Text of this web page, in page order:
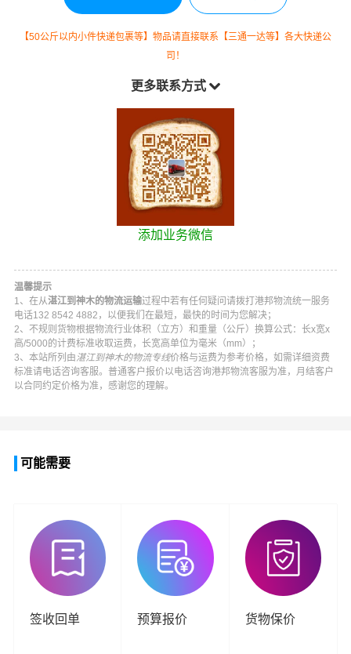
【50公斤以内小件快递包裹等】物品请直接联系【三通一达等】各大快递公
司！
更多联系方式
添加业务微信
温馨提示
1、在从湛江到神木的物流运输过程中若有任何疑问请拨打 港邦物流统一服务
电话132 8542 4882 ，以便我们在最短，最快的时间为您解决；
2、不规则货物根据物流行业体积（立方）和重量（公斤）换算公式：长x宽x
高/5000的计费标准收取运费，长宽高单位为毫米（mm）；
3、本站所列由湛江到神木的物流专线价格与运费为参考价格，如需详细资费
标准请电话咨询客服。普通客户报价以电话咨询港邦物流客服为准，月结客户
以合同约定价格为准，感谢您的理解。
可能需要
签收回单 预算报价 货物保价